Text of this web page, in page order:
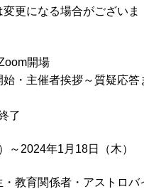
る場合がございま
開場
者挨拶～質疑応答
～2024年1月18日（木）
・教育関係者・アストロバ